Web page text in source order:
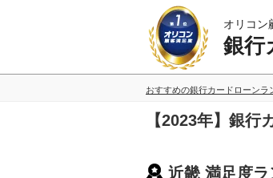
オリコン
銀行
おすすめの銀行カードローンラ
【2023年】銀行
近畿 満足度